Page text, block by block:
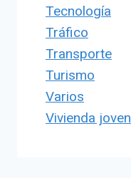
Tecnología
Tráfico
Transporte
Turismo
Varios
Vivienda joven